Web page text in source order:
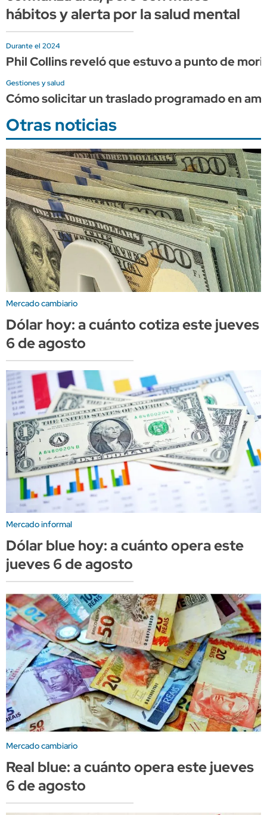
hábitos y alerta por la salud mental
Durante el 2024
Phil Collins reveló que estuvo a punto de
Gestiones y salud
Cómo solicitar un traslado programado en
Otras noticias
Mercado cambiario
Dólar hoy: a cuánto cotiza este jueves
6 de agosto
Mercado informal
Dólar blue hoy: a cuánto opera este
jueves 6 de agosto
Mercado cambiario
Real blue: a cuánto opera este jueves
6 de agosto